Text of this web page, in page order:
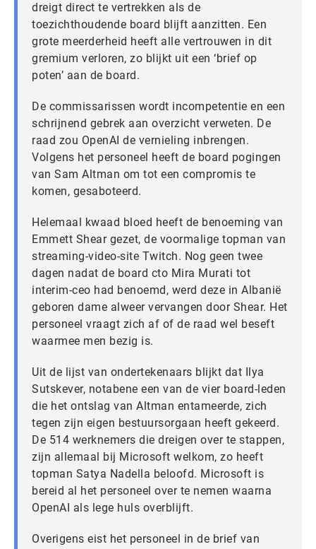
dreigt direct te vertrekken als de
toezichthoudende board blijft aanzitten. Een
grote meerderheid heeft alle vertrouwen in dit
gremium verloren, zo blijkt uit een ‘brief op
poten’ aan de board.
De commissarissen wordt incompetentie en een
schrijnend gebrek aan overzicht verweten. De
raad zou OpenAI de vernieling inbrengen.
Volgens het personeel heeft de board pogingen
van Sam Altman om tot een compromis te
komen, gesaboteerd.
Helemaal kwaad bloed heeft de benoeming van
Emmett Shear gezet, de voormalige topman van
streaming-video-site Twitch. Nog geen twee
dagen nadat de board cto Mira Murati tot
interim-ceo had benoemd, werd deze in Albanië
geboren dame alweer vervangen door Shear. Het
personeel vraagt zich af of de raad wel beseft
waarmee men bezig is.
Uit de lijst van ondertekenaars blijkt dat Ilya
Sutskever, notabene een van de vier board-leden
die het ontslag van Altman entameerde, zich
tegen zijn eigen bestuursorgaan heeft gekeerd.
De 514 werknemers die dreigen over te stappen,
zijn allemaal bij Microsoft welkom, zo heeft
topman Satya Nadella beloofd. Microsoft is
bereid al het personeel over te nemen waarna
OpenAI als lege huls overblijft.
Overigens eist het personeel in de brief van